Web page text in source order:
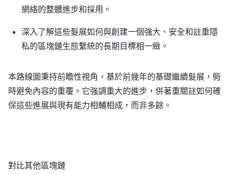
網絡的整體進步和採用。
深入了解這些髮展如何與創建一個強大、安全和註重隱
私的區塊鏈生態繫統的長期目標相一緻。
本路線圖秉持前瞻性視角，基於前幾年的基礎繼續髮展，衕
時避免內容的重覆。它強調重大的進步，併著重關註如何確
保這些進展與現有能力相輔相成，而非多餘。
對比其他區塊鏈